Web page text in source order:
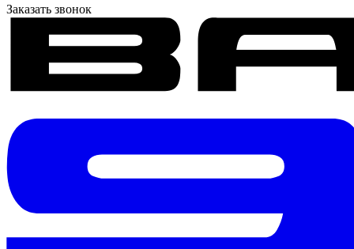
Заказать звонок